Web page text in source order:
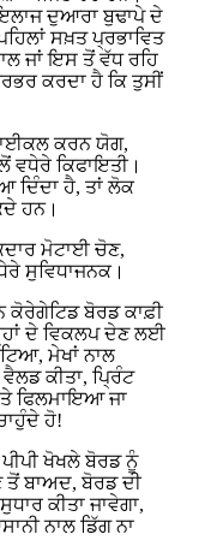
ਦੁਆਰਾ ਬੁਢਾਪੇ ਦੇ
ਸਖ਼ਤ ਪ੍ਰਭਾਵਿਤ
ਜਾਂ ਇਸ ਤੋਂ ਵੱਧ ਰਹਿ
ਕਰਦਾ ਹੈ ਕਿ ਤੁਸੀਂ
ਕਰਨ ਯੋਗ,
ਵਧੇਰੇ ਕਿਫਾਇਤੀ।
ਹੈ, ਤਾਂ ਲੋਕ
ਹਨ।
ਮੋਟਾਈ ਚੋਣ,
ਸੁਵਿਧਾਜਨਕ।
ਕੋਰੇਗੇਟਿਡ ਬੋਰਡ ਕਾਫ਼ੀ
ਦੇ ਵਿਕਲਪ ਦੇਣ ਲਈ
ਮੇਖਾਂ ਨਾਲ
ਕੀਤਾ, ਪ੍ਰਿੰਟ
ਫਿਲਮਾਇਆ ਜਾ
ਹੋ!
ਖੋਖਲੇ ਬੋਰਡ ਨੂੰ
ਤੋਂ ਬਾਅਦ, ਬੋਰਡ ਦੀ
ਕੀਤਾ ਜਾਵੇਗਾ,
ਨਾਲ ਡਿੱਗ ਨਾ